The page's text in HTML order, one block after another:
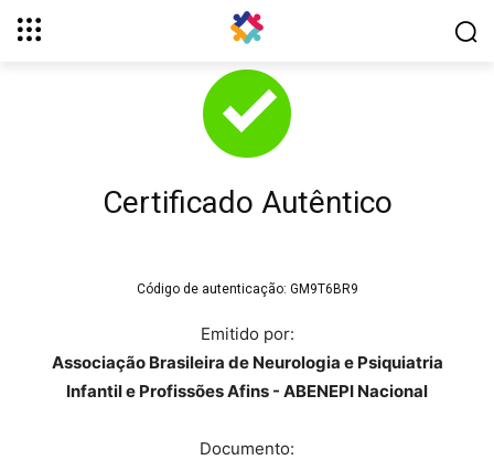
Certificado Autêntico
Código de autenticação: GM9T6BR9
Emitido por:
Associação Brasileira de Neurologia e Psiquiatria
Infantil e Profissões Afins - ABENEPI Nacional
Documento: